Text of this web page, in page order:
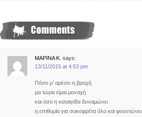
ΜΑΡΙΝΑ Κ. says:
13/11/2015 at 4:53 pm
Πόσο μ’ αρέσει η βροχή
μα τώρα είμαι μοναχή
και όσο η καταιγίδα δυναμώνει
η επιθυμία για σοκοφρέτα όλο και φουντώνει.